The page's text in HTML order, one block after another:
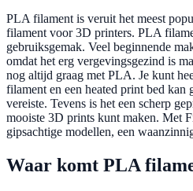
PLA filament is veruit het meest
filament voor 3D printers. PLA
gebruiksgemak. Veel beginnende
omdat het erg vergevingsgezind is
nog altijd graag met PLA. Je kunt
filament en een heated print bed kan
vereiste. Tevens is het een scherp
mooiste 3D prints kunt maken. Met
gipsachtige modellen, een
Waar komt PLA